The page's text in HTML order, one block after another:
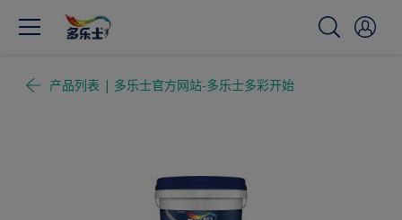
产品列表 | 多乐士官方网站-多乐士多彩开始